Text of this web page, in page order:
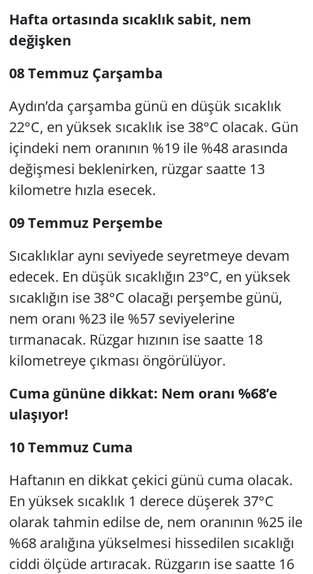
Hafta ortasında sıcaklık sabit, nem
değişken
08 Temmuz Çarşamba
Aydın’da çarşamba günü en düşük sıcaklık
22°C, en yüksek sıcaklık ise 38°C olacak. Gün
içindeki nem oranının %19 ile %48 arasında
değişmesi beklenirken, rüzgar saatte 13
kilometre hızla esecek.
09 Temmuz Perşembe
Sıcaklıklar aynı seviyede seyretmeye devam
edecek. En düşük sıcaklığın 23°C, en yüksek
sıcaklığın ise 38°C olacağı perşembe günü,
nem oranı %23 ile %57 seviyelerine
tırmanacak. Rüzgar hızının ise saatte 18
kilometreye çıkması öngörülüyor.
Cuma gününe dikkat: Nem oranı %68’e
ulaşıyor!
10 Temmuz Cuma
Haftanın en dikkat çekici günü cuma olacak.
En yüksek sıcaklık 1 derece düşerek 37°C
olarak tahmin edilse de, nem oranının %25 ile
%68 aralığına yükselmesi hissedilen sıcaklığı
ciddi ölçüde artıracak. Rüzgarın ise saatte 16